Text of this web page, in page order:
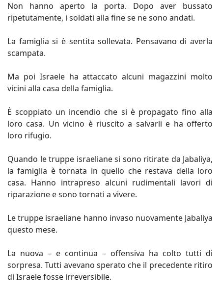
Non hanno aperto la porta. Dopo aver bussato
ripetutamente, i soldati alla fine se ne sono andati.
La famiglia si è sentita sollevata. Pensavano di averla
scampata.
Ma poi Israele ha attaccato alcuni magazzini molto
vicini alla casa della famiglia.
È scoppiato un incendio che si è propagato fino alla
loro casa. Un vicino è riuscito a salvarli e ha offerto
loro rifugio.
Quando le truppe israeliane si sono ritirate da Jabaliya,
la famiglia è tornata in quello che restava della loro
casa. Hanno intrapreso alcuni rudimentali lavori di
riparazione e sono tornati a vivere.
Le truppe israeliane hanno invaso nuovamente Jabaliya
questo mese.
La nuova – e continua – offensiva ha colto tutti di
sorpresa. Tutti avevano sperato che il precedente ritiro
di Israele fosse irreversibile.